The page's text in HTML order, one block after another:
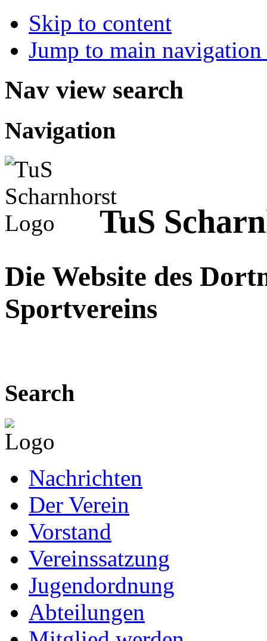
Skip to content
Jump to main
Nav view search
Navigation
TuS
Die Website des
Sportvereins
Search
Nachrichten
Der Verein
Vorstand
Vereinssatzung
Jugendordnung
Abteilungen